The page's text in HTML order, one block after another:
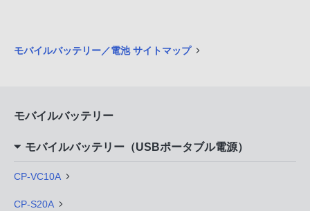
モバイルバッテリー／電池 サイトマップ
モバイルバッテリー
モバイルバッテリー（USBポータブル電源）
CP-VC10A
CP-S20A